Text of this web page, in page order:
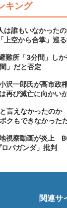
キング
は誰もいなかった
空から合掌」巡
難所「3分間」し
」だと否定
沢一郎氏が高市政
び滅亡に向かいか
言えなかったの
クもできなかった
視察動画が炎上
パガンダ」批判
関連サ